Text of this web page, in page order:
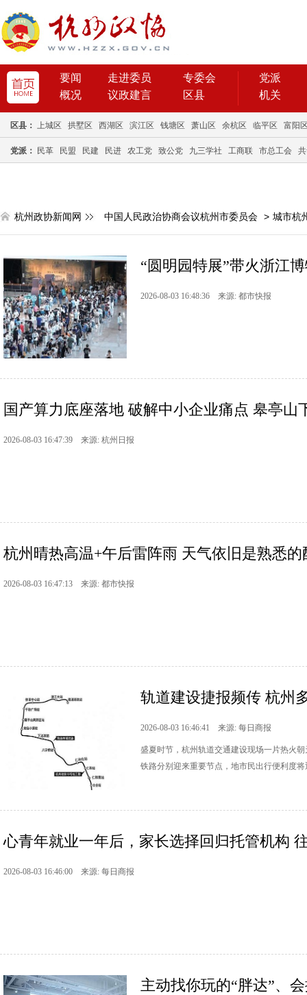
要闻 走进委员
专委会
概况
议政建言 区县
党派
机关
区县： 上城区 拱墅区 西湖区 滨江区 钱塘区 萧山区 余杭区 临平区 富阳
党派： 民革 民盟 民建 民进 农工党 致公党 九三学社 工商联 市总工会
杭州政协新闻网 中国人民政治协商会议杭州市委员会 > 城市杭
“圆明园特展”带火浙江
2026-08-03 16:48:36 来源: 都市快报
国产算力底座落地 破解中小企业痛点 皋亭山
2026-08-03 16:47:39 来源: 杭州日报
杭州晴热高温+午后雷阵雨 天气依旧是熟悉的
2026-08-03 16:47:13 来源: 都市快报
轨道建设捷报频传 杭州
2026-08-03 16:46:41 来源: 每日商报
盛夏时节，杭州轨道交通建设现场一片热火
铁路分别迎来重要节点，地市民出行便利度
心青年就业一年后，家长选择回归托管机构
2026-08-03 16:46:00 来源: 每日商报
主动找你玩的“胖达”、